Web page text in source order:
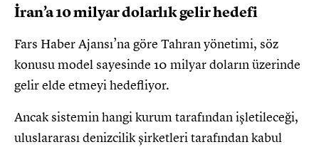
İran’a 10 milyar dolarlık gelir hedefi
Fars Haber Ajansı’na göre Tahran yönetimi, söz
konusu model sayesinde 10 milyar doların üzerinde
gelir elde etmeyi hedefliyor.
Ancak sistemin hangi kurum tarafından işletileceği,
uluslararası denizcilik şirketleri tarafından kabul